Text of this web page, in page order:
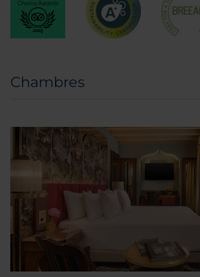
Chambres